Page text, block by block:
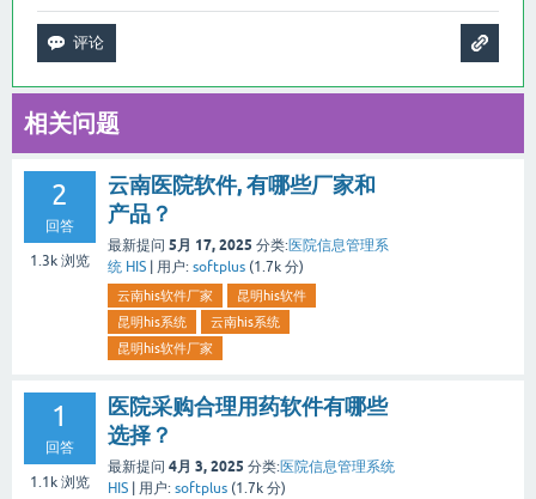
相关问题
2
回答
1.3k 浏览
云南医院软件, 有哪些厂家和
产品？
最新提问 5月 17, 2025 分类:医院信息管理系
统 HIS
用户: softplus (1.7k 分)
云南his软件厂家
昆明his软件
昆明his系统
云南his系统
昆明his软件厂家
1
回答
1.1k 浏览
医院采购合理用药软件有哪些
选择？
最新提问 4月 3, 2025 分类:医院信息管理系统
HIS
用户: softplus (1.7k 分)